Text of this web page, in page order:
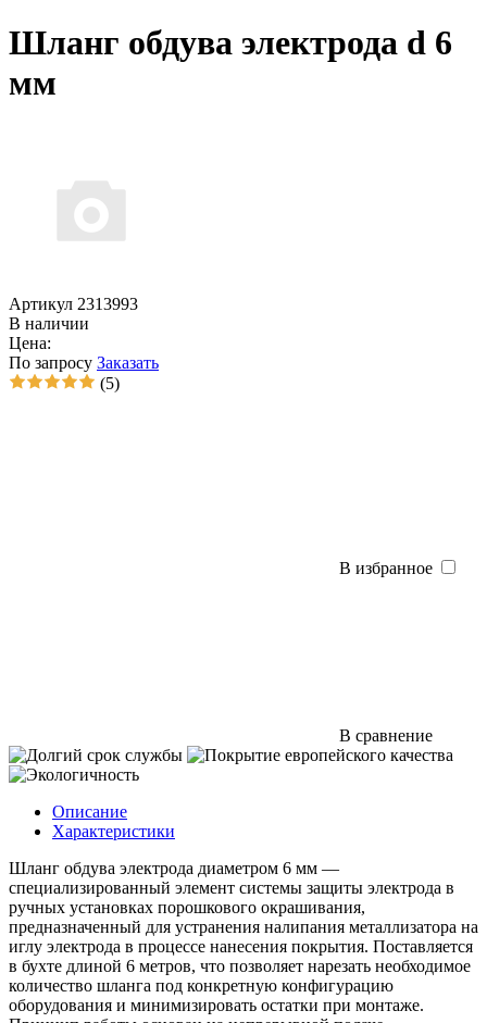
Шланг обдува электрода d 6
мм
Артикул 2313993
В наличии
Цена:
По запросу Заказать
(5)
В избранное
В сравнение
Описание
Характеристики
Шланг обдува электрода диаметром 6 мм —
специализированный элемент системы защиты электрода в
ручных установках порошкового окрашивания,
предназначенный для устранения налипания металлизатора на
иглу электрода в процессе нанесения покрытия. Поставляется
в бухте длиной 6 метров, что позволяет нарезать необходимое
количество шланга под конкретную конфигурацию
оборудования и минимизировать остатки при монтаже.